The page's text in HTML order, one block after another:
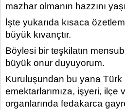
mazhar olmanın hazzını
İşte yukarıda kısaca
büyük kıvançtır.
Böylesi bir teşkilatın
büyük onur duyuyorum.
Kuruluşundan bu yana Türk
emektarlarımıza, işyeri,
organlarında fedakarca